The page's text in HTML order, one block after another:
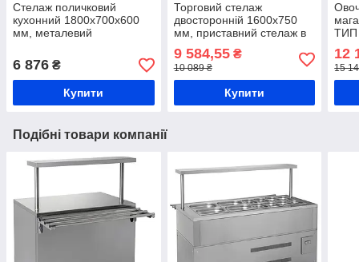
Стелаж поличковий
кухонний 1800х700х600
мм, металевий
продуктів харчування,
стелаж в холодильну
камеру
6 876 ₴
Купити
Торговий стелаж
двосторонній 1600х750
мм, приставний стелаж в
продуктів, стелаж для
промтоварів
9 584,55₴
10 089 ₴
Купити
ТИП
12
15
Подібні товари компанії